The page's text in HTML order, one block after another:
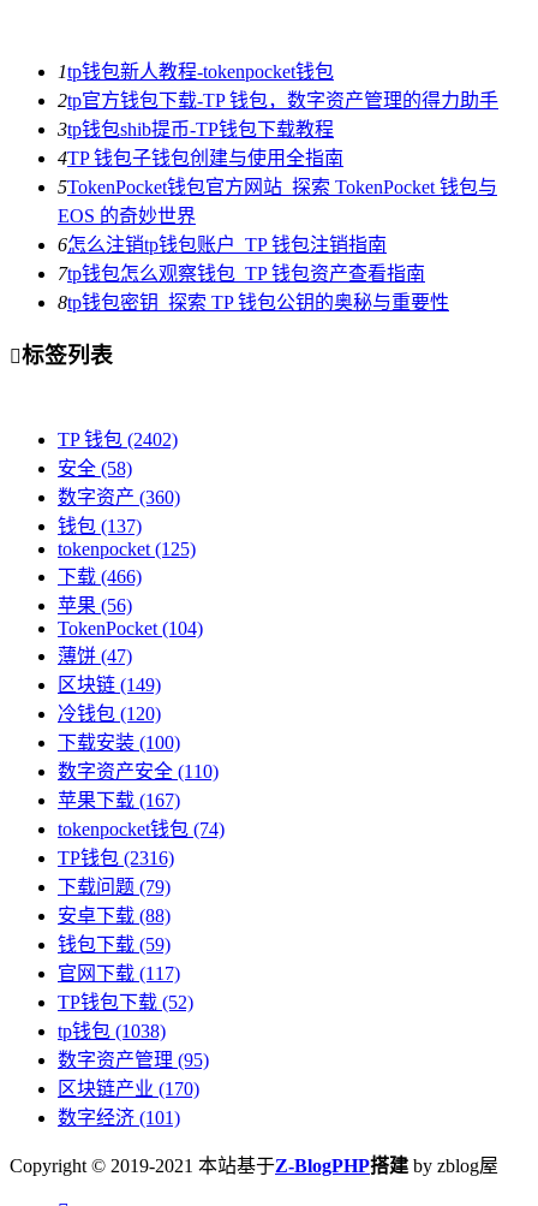
1tp钱包新人教程-tokenpocket钱包
2tp官方钱包下载-TP 钱包，数字资产管理的得力助手
3tp钱包shib提币-TP钱包下载教程
4TP 钱包子钱包创建与使用全指南
5TokenPocket钱包官方网站_探索 TokenPocket 钱包与
EOS 的奇妙世界
6怎么注销tp钱包账户_TP 钱包注销指南
7tp钱包怎么观察钱包_TP 钱包资产查看指南
8tp钱包密钥_探索 TP 钱包公钥的奥秘与重要性
标签列表
TP 钱包 (2402)
安全 (58)
数字资产 (360)
钱包 (137)
tokenpocket (125)
下载 (466)
苹果 (56)
TokenPocket (104)
薄饼 (47)
区块链 (149)
冷钱包 (120)
下载安装 (100)
数字资产安全 (110)
苹果下载 (167)
tokenpocket钱包 (74)
TP钱包 (2316)
下载问题 (79)
安卓下载 (88)
钱包下载 (59)
官网下载 (117)
TP钱包下载 (52)
tp钱包 (1038)
数字资产管理 (95)
区块链产业 (170)
数字经济 (101)
Copyright © 2019-2021 本站基于Z-BlogPHP搭建 by zblog屋